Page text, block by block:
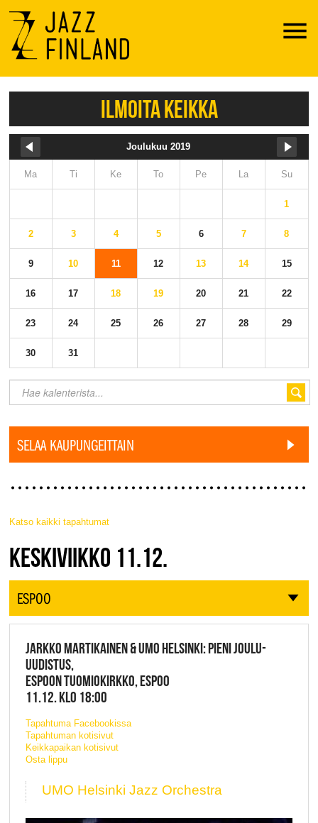
Menu
ILMOITA KEIKKA
Joulukuu 2019
Ma Ti Ke To Pe La Su
1
2 3 4 5 6 7 8
9 10 11 12 13 14 15
16 17 18 19 20 21 22
23 24 25 26 27 28 29
30 31
SELAA KAUPUNGEITTAIN
Katso kaikki tapahtumat
JAZZ FINLAND LIVE
KESKIVIIKKO 11.12.
ESPOO
JARKKO MARTIKAINEN & UMO HELSINKI: PIENI JOULU-
UUDISTUS,
ESPOON TUOMIOKIRKKO, ESPOO
11.12. KLO 18:00
Tapahtuma Facebookissa
Tapahtuman kotisivut
Keikkapaikan kotisivut
Osta lippu
UMO Helsinki Jazz Orchestra